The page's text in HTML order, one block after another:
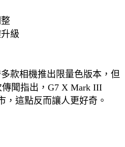
級
款相機推出限量色版本，但
聞指出，G7 X Mark III
，這點反而讓人更好奇。